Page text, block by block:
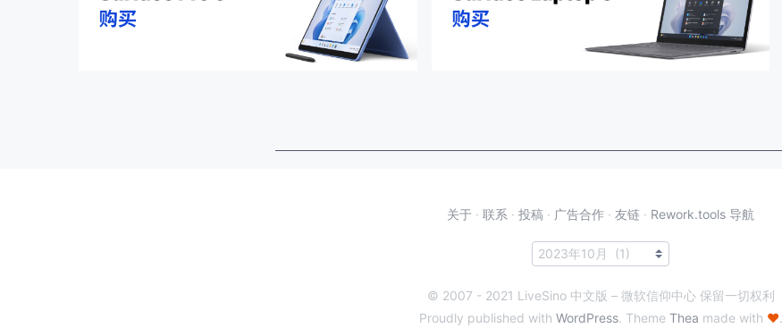
关于 · 联系 · 投稿 · 广告合作 · 友链 · Rework.tools 导航
© 2007 - 2021 LiveSino 中文版 – 微软信仰中心 保留一切权利
Proudly published with WordPress. Theme Thea made with ♥.